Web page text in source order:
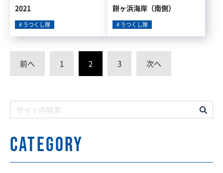
2021
うつくし隊
餅ヶ浜海岸（南側）
うつくし隊
前へ 1 2 3 次へ
CATEGORY